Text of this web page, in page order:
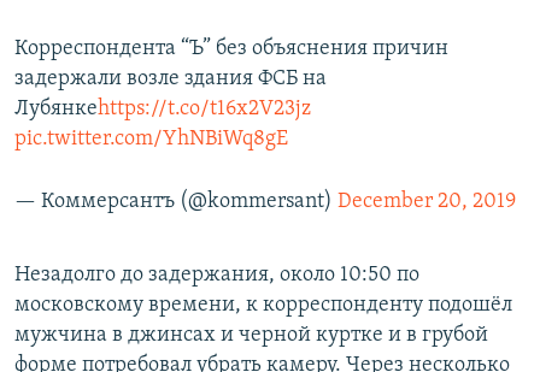
Корреспондента “Ъ” без объяснения причин
задержали возле здания ФСБ на
Лубянкеhttps://t.co/t16x2V23jz
pic.twitter.com/YhNBiWq8gE
— Коммерсантъ (@kommersant) December 20, 2019
Незадолго до задержания, около 10:50 по
московскому времени, к корреспонденту подошёл
мужчина в джинсах и черной куртке и в грубой
форме потребовал убрать камеру. Через несколько